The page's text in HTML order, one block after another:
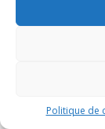
Politique de